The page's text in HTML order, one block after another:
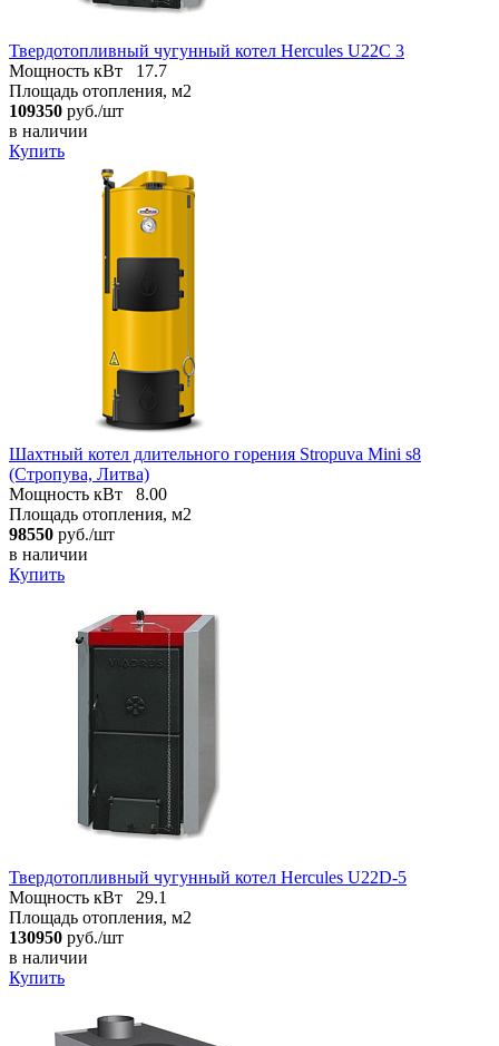
Твердотопливный чугунный котел Hercules U22C 3
Мощность кВт
17.7
Площадь отопления, м2
109350 руб./шт
в наличии
Купить
Шахтный котел длительного горения Stropuva Mini s8
(Стропува, Литва)
Мощность кВт
8.00
Площадь отопления, м2
98550 руб./шт
в наличии
Купить
Твердотопливный чугунный котел Hercules U22D-5
Мощность кВт
29.1
Площадь отопления, м2
130950 руб./шт
в наличии
Купить